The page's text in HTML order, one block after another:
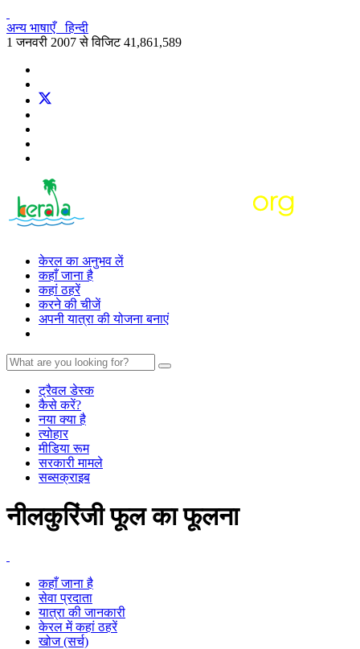
अन्य भाषाएँ हिन्दी
1 जनवरी 2007 से विजिट41,861,589
केरल का अनुभव लें
कहाँ जाना है
कहां ठहरें
करने की चीजें
अपनी यात्रा की योजना बनाएं
ट्रैवल डेस्क
कैसे करें?
नया क्या है
त्योहार
मीडिया रूम
सरकारी मामले
सब्सक्राइब
नीलकुरिंजी फूल का फूलना
कहाँ जाना है
सेवा प्रदाता
यात्रा की जानकारी
केरल में कहां ठहरें
खोज (सर्च)